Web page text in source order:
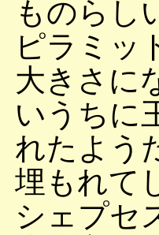
ものらし
ピラミッ
大きさに
いうちに
れたよう
埋もれて
シェプセ